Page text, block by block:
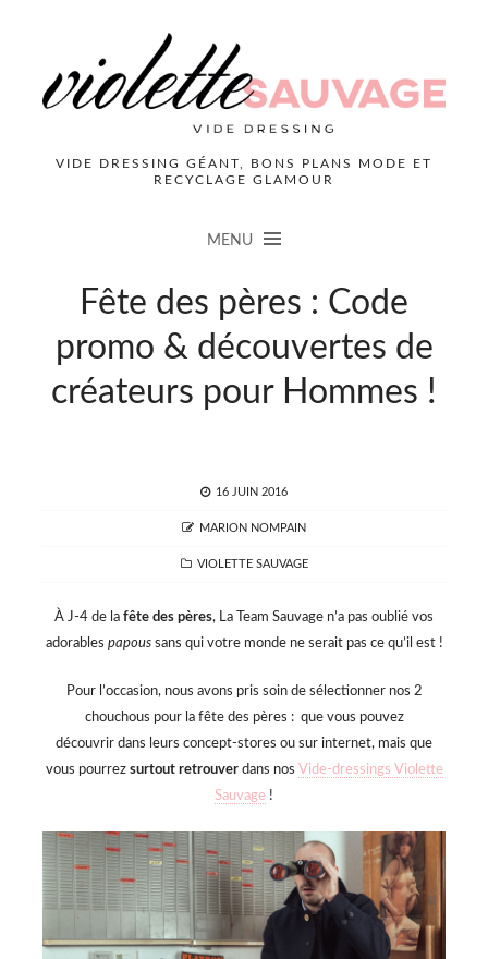
VIDE DRESSING GÉANT, BONS PLANS MODE ET
RECYCLAGE GLAMOUR
MENU
Fête des pères : Code
promo & découvertes de
créateurs pour Hommes !
POSTED
16 JUIN 2016
AUTHOR
MARION NOMPAIN
CATEGORIES
VIOLETTE SAUVAGE
À J-4 de la fête des pères, La Team Sauvage n’a pas oublié vos
adorables papoussans qui votre monde ne serait pas ce qu’il est !
Pour l’occasion, nous avons pris soin de sélectionner nos 2
chouchous pour la fête des pères : que vous pouvez
découvrir dans leurs concept-stores ou sur internet, mais que
vous pourrez surtout retrouverdans nos Vide-dressings Violette
Sauvage !